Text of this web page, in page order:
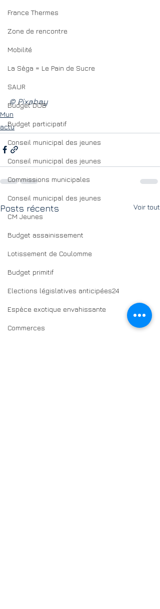
France Thermes
Zone de rencontre
Mobilité
La Sèga = Le Pain de Sucre
SAUR
Budget DOB
Budget participatif
Conseil municipal des jeunes
Conseil municipal des jeunes
Commissions municipales
Conseil municipal des jeunes
CM Jeunes
Budget assainissement
Lotissement de Coulomme
Budget primitif
Elections législatives anticipées24
Espèce exotique envahissante
Commerces
© Pixabay
Mun
actu
Posts récents Voir tout